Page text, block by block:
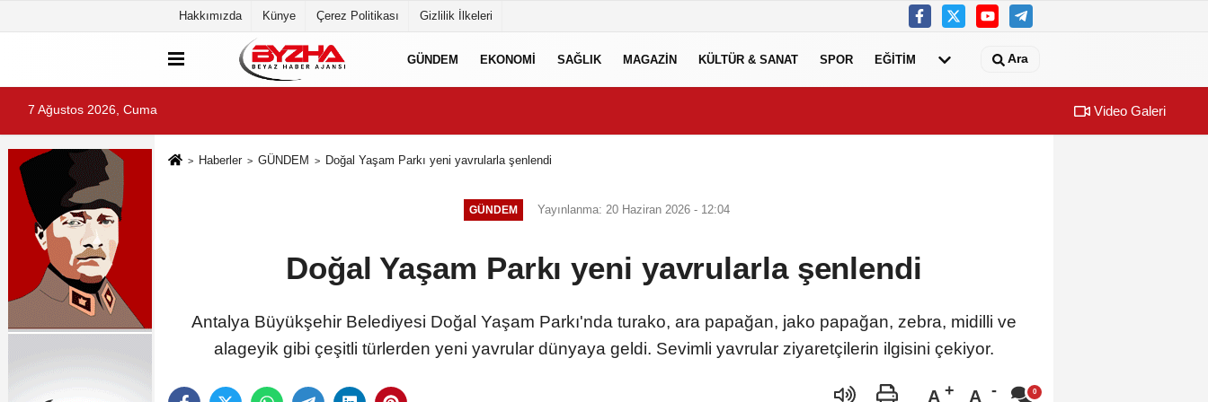
Hakkımızda Künye Çerez Politikası Gizlilik İlkeleri
GÜNDEM EKONOMİ SAĞLIK MAGAZİN KÜLTÜR & SANAT SPOR EĞİTİM Ara
7 Ağustos 2026, Cuma Video Galeri
Haberler GÜNDEM Doğal Yaşam Parkı yeni yavrularla şenlendi
GÜNDEM Yayınlanma: 20 Haziran 2026 - 12:04
Doğal Yaşam Parkı yeni yavrularla şenlendi
Antalya Büyükşehir Belediyesi Doğal Yaşam Parkı'nda turako, ara papağan, jako papağan, zebra, midilli ve
alageyik gibi çeşitli türlerden yeni yavrular dünyaya geldi. Sevimli yavrular ziyaretçilerin ilgisini çekiyor.
A A